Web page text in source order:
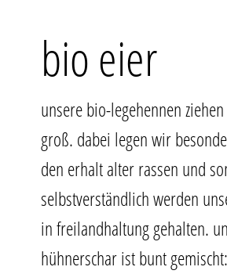
“
bio eier
unse­re bio-lege­hen­nen
groß. dabei legen wir
den erhalt alter ras­sen und
selbst­ver­ständ­lich wer­den
in frei­land­hal­tung gehal­ten.
hüh­ner­schar ist bunt